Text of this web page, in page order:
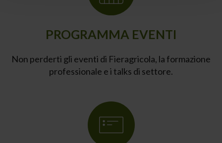
PROGRAMMA EVENTI
Non perderti gli eventi di Fieragricola, la formazione
professionale e i talks di settore.